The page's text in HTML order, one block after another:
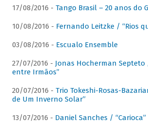
17/08/2016 - Tango Brasil – 20 anos do
10/08/2016 - Fernando Leitzke / “Rios
03/08/2016 - Escualo Ensemble
27/07/2016 - Jonas Hocherman Septeto
entre Irmãos”
20/07/2016 - Trio Tokeshi-Rosas-
de Um Inverno Solar”
13/07/2016 - Daniel Sanches / “Carioca”